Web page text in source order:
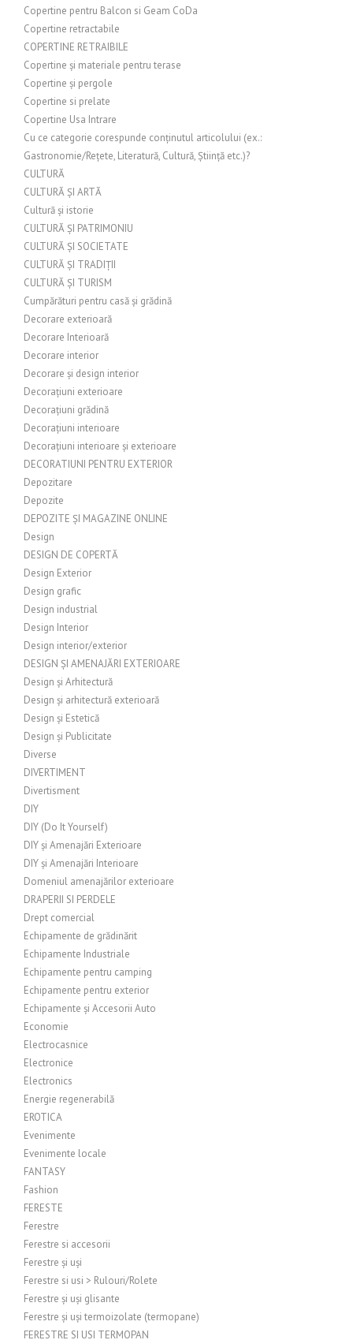
Copertine pentru Balcon si Geam CoDa
Copertine retractabile
COPERTINE RETRAIBILE
Copertine și materiale pentru terase
Copertine și pergole
Copertine si prelate
Copertine Usa Intrare
Cu ce categorie corespunde conținutul articolului (ex.:
Gastronomie/Rețete, Literatură, Cultură, Știință etc.)?
CULTURĂ
CULTURĂ ȘI ARTĂ
Cultură și istorie
CULTURĂ ȘI PATRIMONIU
CULTURĂ ȘI SOCIETATE
CULTURĂ ȘI TRADIȚII
CULTURĂ ȘI TURISM
Cumpărături pentru casă și grădină
Decorare exterioară
Decorare Interioară
Decorare interior
Decorare și design interior
Decorațiuni exterioare
Decorațiuni grădină
Decorațiuni interioare
Decorațiuni interioare și exterioare
DECORATIUNI PENTRU EXTERIOR
Depozitare
Depozite
DEPOZITE ȘI MAGAZINE ONLINE
Design
DESIGN DE COPERTĂ
Design Exterior
Design grafic
Design industrial
Design Interior
Design interior/exterior
DESIGN ȘI AMENAJĂRI EXTERIOARE
Design și Arhitectură
Design și arhitectură exterioară
Design și Estetică
Design și Publicitate
Diverse
DIVERTIMENT
Divertisment
DIY
DIY (Do It Yourself)
DIY și Amenajări Exterioare
DIY și Amenajări Interioare
Domeniul amenajărilor exterioare
DRAPERII SI PERDELE
Drept comercial
Echipamente de grădinărit
Echipamente Industriale
Echipamente pentru camping
Echipamente pentru exterior
Echipamente și Accesorii Auto
Economie
Electrocasnice
Electronice
Electronics
Energie regenerabilă
EROTICA
Evenimente
Evenimente locale
FANTASY
Fashion
FERESTE
Ferestre
Ferestre si accesorii
Ferestre și uși
Ferestre si usi > Rulouri/Rolete
Ferestre și uși glisante
Ferestre și uși termoizolate (termopane)
FERESTRE SI USI TERMOPAN